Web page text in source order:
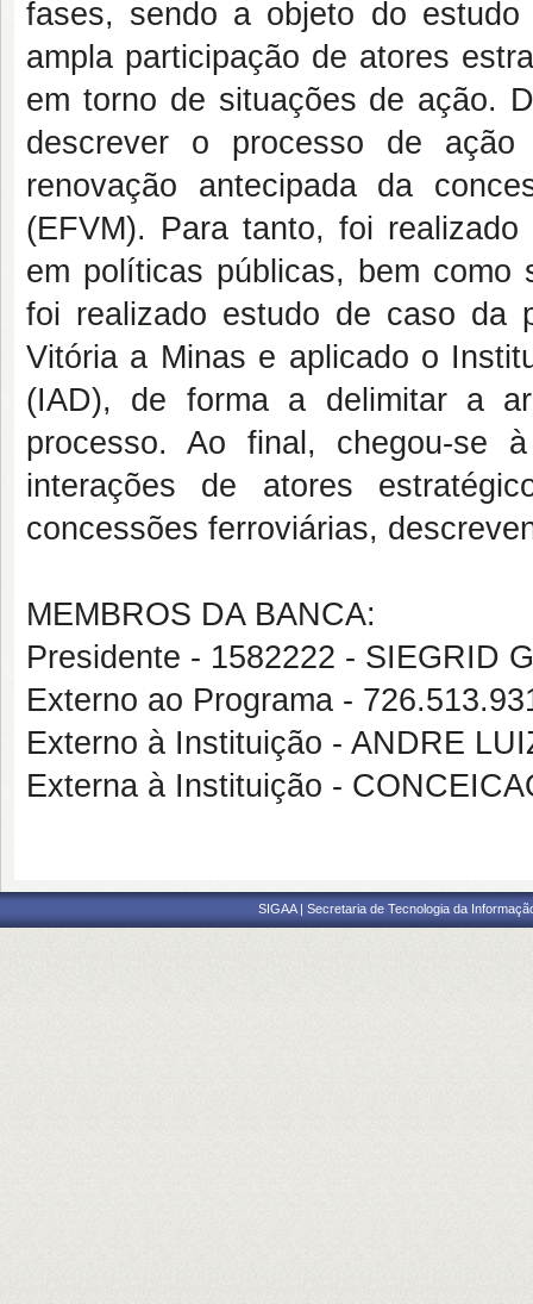
fases, sendo a objeto do
ampla participação de atores
em torno de situações de ação.
descrever o processo de
renovação antecipada da
(EFVM). Para tanto, foi
em políticas públicas, bem
foi realizado estudo de caso da
Vitória a Minas e aplicado o
(IAD), de forma a delimitar a
processo. Ao final, chegou-se
interações de atores
concessões ferroviárias,
MEMBROS DA BANCA:
Presidente - 1582222 - SIEGRID
Externo ao Programa -
Externo à Instituição - ANDRE
Externa à Instituição -
SIGAA | Secretaria de Tecnologia da